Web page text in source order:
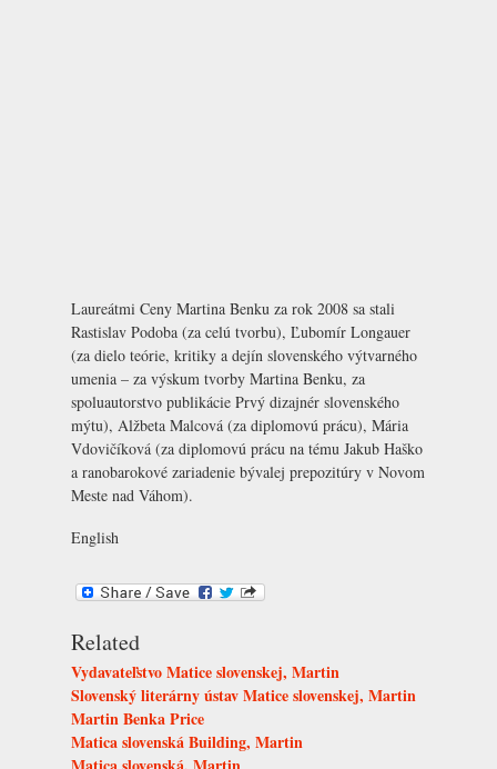
Laureátmi Ceny Martina Benku za rok 2008 sa stali
Rastislav Podoba (za celú tvorbu), Ľubomír Longauer
(za dielo teórie, kritiky a dejín slovenského výtvarného
umenia – za výskum tvorby Martina Benku, za
spoluautorstvo publikácie Prvý dizajnér slovenského
mýtu), Alžbeta Malcová (za diplomovú prácu), Mária
Vdovičíková (za diplomovú prácu na tému Jakub Haško
a ranobarokové zariadenie bývalej prepozitúry v Novom
Meste nad Váhom).
English
Related
Vydavateľstvo Matice slovenskej, Martin
Slovenský literárny ústav Matice slovenskej, Martin
Martin Benka Price
Matica slovenská Building, Martin